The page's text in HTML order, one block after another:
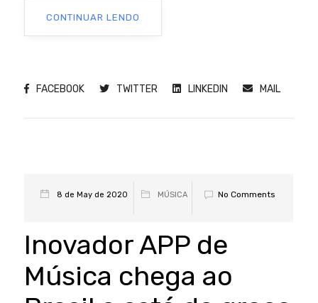
CONTINUAR LENDO
FACEBOOK TWITTER LINKEDIN MAIL
8 de May de 2020 MÚSICA No Comments
Inovador APP de
Música chega ao